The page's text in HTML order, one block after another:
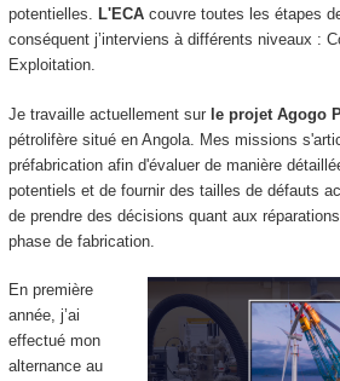
potentielles. L'ECA couvre toutes les étapes
conséquent j’interviens à différents niveaux :
Exploitation.
Je travaille actuellement sur le projet Agogo
pétrolifère situé en Angola. Mes missions
préfabrication afin d'évaluer de manière
potentiels et de fournir des tailles de défauts
de prendre des décisions quant aux
phase de fabrication.
En première
année, j’ai
effectué mon
alternanceau